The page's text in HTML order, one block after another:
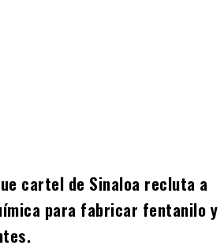
cartel de Sinaloa recluta a
para fabricar fentanilo y